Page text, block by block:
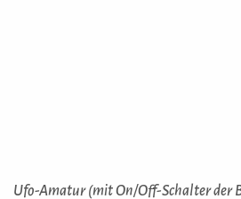
Ufo-Amatur (mit On/Off-Schalter der